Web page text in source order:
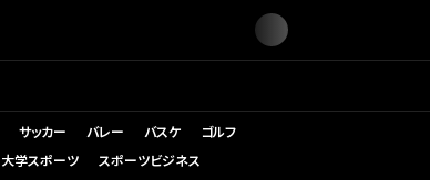
サッカー バレー バスケ
ゴルフ
大学スポーツ スポーツビジネス